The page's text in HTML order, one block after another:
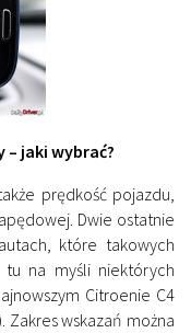
– jaki wybrać?
prędkość pojazdu,
Dwie ostatnie
które takowych
tu na myśli niektórych
Citroenie C4
Zakres wskazań można